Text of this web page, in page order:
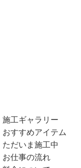
施工ギャラリー
おすすめアイテム
ただいま施工中
お仕事の流れ